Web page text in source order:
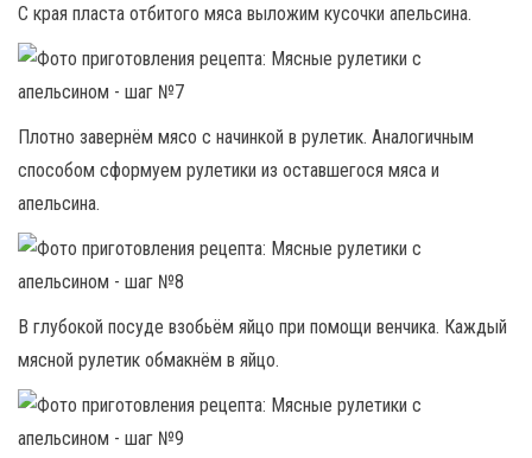
С края пласта отбитого мяса выложим кусочки апельсина.
Плотно завернём мясо с начинкой в рулетик. Аналогичным
способом сформуем рулетики из оставшегося мяса и
апельсина.
В глубокой посуде взобьём яйцо при помощи венчика. Каждый
мясной рулетик обмакнём в яйцо.